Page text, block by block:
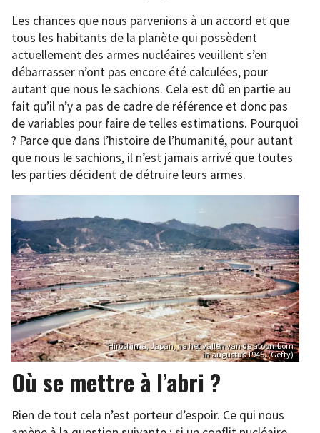
Les chances que nous parvenions à un accord et que
tous les habitants de la planète qui possèdent
actuellement des armes nucléaires veuillent s’en
débarrasser n’ont pas encore été calculées, pour
autant que nous le sachions. Cela est dû en partie au
fait qu’il n’y a pas de cadre de référence et donc pas
de variables pour faire de telles estimations. Pourquoi
? Parce que dans l’histoire de l’humanité, pour autant
que nous le sachions, il n’est jamais arrivé que toutes
les parties décident de détruire leurs armes.
Hiroshima, Japan, na het vallen van de atoombom
in augustus 1945. (Getty)
Où se mettre à l’abri ?
Rien de tout cela n’est porteur d’espoir. Ce qui nous